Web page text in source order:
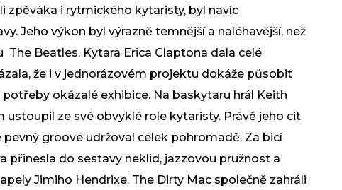
zpěváka i rytmického kytaristy, byl navíc
Jeho výkon byl výrazně temnější a naléhavější, než
The Beatles. Kytara Erica Claptona dala celé
že i v jednorázovém projektu dokáže působit
okázalé exhibice. Na baskytaru hrál Keith
ze své obvyklé role kytaristy. Právě jeho cit
groove udržoval celek pohromadě. Za bicí
přinesla do sestavy neklid, jazzovou pružnost a
Jimiho Hendrixe. The Dirty Mac společně zahráli